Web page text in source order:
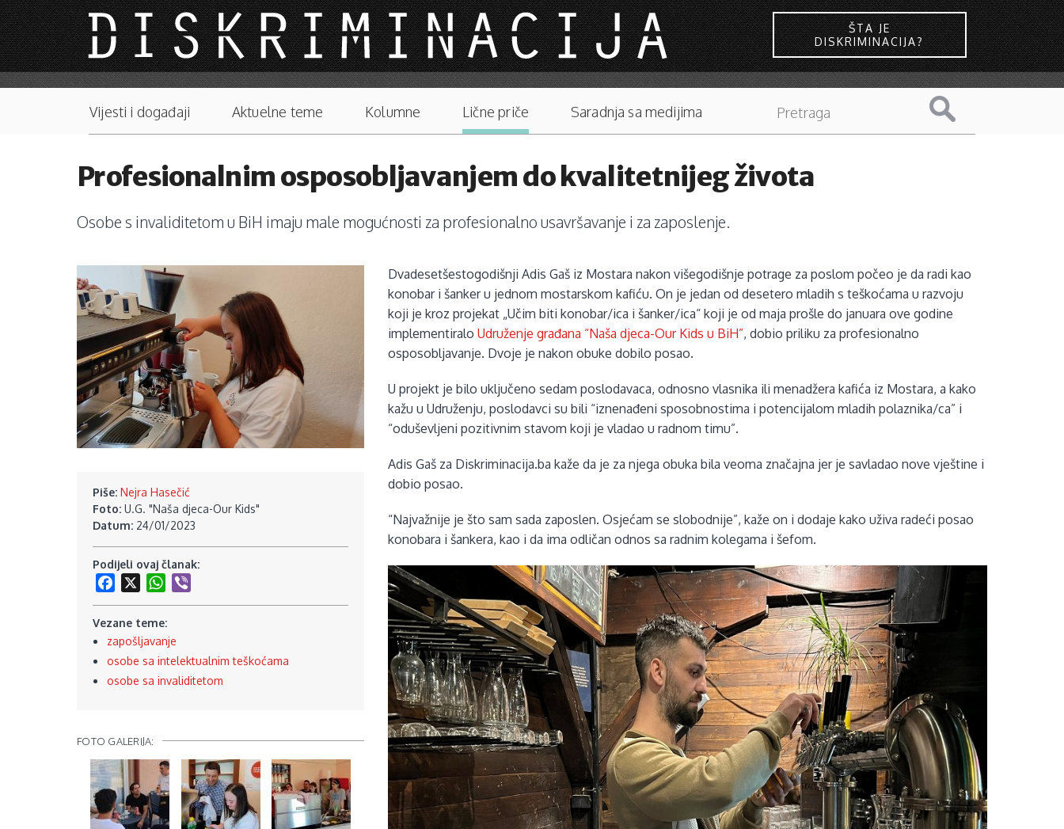
Skip to main content
ŠTA JE
DISKRIMINACIJA?
Main menu
Vijesti i događaji Aktuelne teme Kolumne Lične priče Saradnja sa medijima
Profesionalnim osposobljavanjem do kvalitetnijeg života
Osobe s invaliditetom u BiH imaju male mogućnosti za profesionalno usavršavanje i za zaposlenje.
Piše: Nejra Hasečić
Foto: U.G. "Naša djeca-Our Kids"
Datum: 24/01/2023
Podijeli ovaj članak:
Facebook
WhatsApp
Vezane teme:
zapošljavanje
osobe sa intelektualnim teškoćama
osobe sa invaliditetom
FOTO GALERIJA:
Dvadesetšestogodišnji Adis Gaš iz Mostara nakon višegodišnje potrage za poslom počeo je da radi kao
konobar i šanker u jednom mostarskom kafiću. On je jedan od desetero mladih s teškoćama u razvoju
koji je kroz projekat „Učim biti konobar/ica i šanker/ica“ koji je od maja prošle do januara ove godine
implementiraloUdruženje građana “Naša djeca-Our Kids u BiH”, dobio priliku za profesionalno
osposobljavanje. Dvoje je nakon obuke dobilo posao.
U projekt je bilo uključeno sedam poslodavaca, odnosno vlasnika ili menadžera kafića iz Mostara, a kako
kažu u Udruženju, poslodavci su bili “iznenađeni sposobnostima i potencijalom mladih polaznika/ca” i
“oduševljeni pozitivnim stavom koji je vladao u radnom timu”.
Adis Gaš za Diskriminacija.ba kaže da je za njega obuka bila veoma značajna jer je savladao nove vještine i
dobio posao.
“Najvažnije je što sam sada zaposlen. Osjećam se slobodnije”, kaže on i dodaje kako uživa radeći posao
konobara i šankera, kao i da ima odličan odnos sa radnim kolegama i šefom.